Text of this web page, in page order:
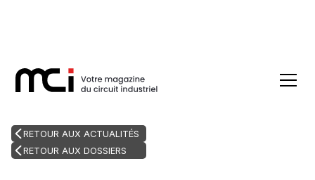
RETOUR AUX ACTUALITÉS
RETOUR AUX DOSSIERS